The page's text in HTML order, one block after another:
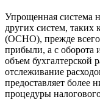
Упрощенная система
других систем, таких
(ОСНО), прежде всего
прибыли, а с оборота
объем бухгалтерской
отслеживание
предоставляет более
процедуры